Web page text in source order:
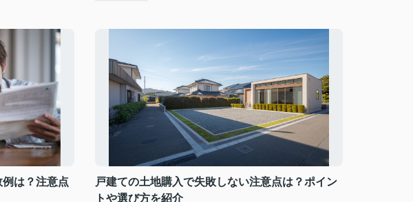
は？注意点
戸建ての土地購入で失敗しない注意点は？ポイン
トや選び方を紹介